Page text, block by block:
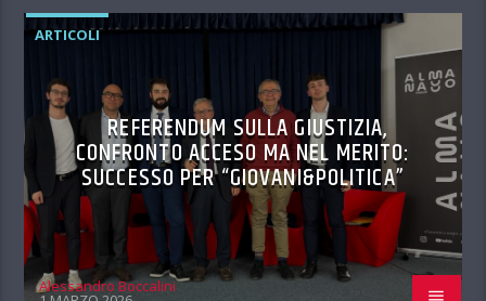
ARTICOLI
REFERENDUM SULLA GIUSTIZIA,
CONFRONTO ACCESO MA NEL MERITO:
SUCCESSO PER “GIOVANI&POLITICA”
Alessandro Boccalini